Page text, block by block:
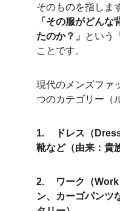
そのものを指しま
「その服がどん
たのか？」 という
ことです。
現代のメンズファ
つのカテゴリー（
1.	ドレス（Dress）： スーツ、シャツ、革
靴など（由来：貴
2.	ワーク（Work）： ジーンズ、チノパ
ン、カーゴパンツ